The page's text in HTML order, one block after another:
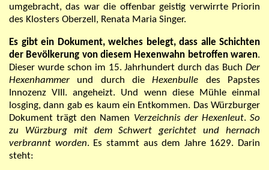
umgebracht, das war die offenbar geistig verwirrte Priorin
des Klosters Oberzell, Renata Maria Singer.
Es gibt ein Dokument, welches belegt, dass alle Schichten
der Bevölkerung von diesem Hexenwahn betroffen waren.
Dieser wurde schon im 15. Jahrhundert durch das Buch Der
Hexenhammer und durch dieHexenbulle des Papstes
Innozenz VIII. angeheizt. Und wenn diese Mühle einmal
losging, dann gab es kaum ein Entkommen. Das Würzburger
Dokument trägt den Namen Verzeichnis der Hexenleut.So
zu Würzburg mit dem Schwert gerichtet und hernach
verbrannt worden. Es stammt aus dem Jahre 1629. Darin
steht: